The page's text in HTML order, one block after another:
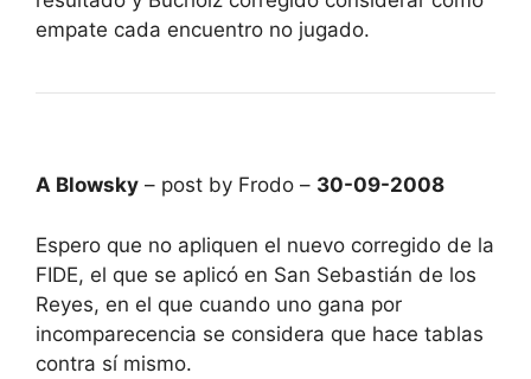
empate cada encuentro no jugado.
A Blowsky – post by Frodo – 30-09-2008
Espero que no apliquen el nuevo corregido de la
FIDE, el que se aplicó en San Sebastián de los
Reyes, en el que cuando uno gana por
incomparecencia se considera que hace tablas
contra sí mismo.